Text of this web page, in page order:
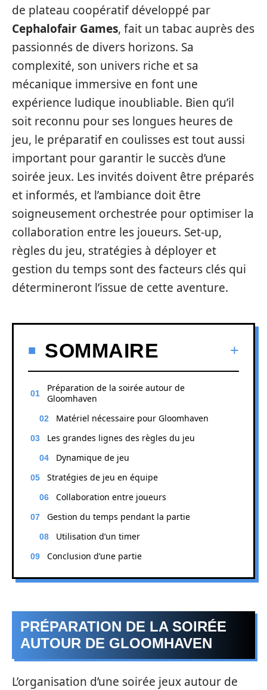
de plateau coopératif développé par
Cephalofair Games, fait un tabac auprès des
passionnés de divers horizons. Sa
complexité, son univers riche et sa
mécanique immersive en font une
expérience ludique inoubliable. Bien qu’il
soit reconnu pour ses longues heures de
jeu, le préparatif en coulisses est tout aussi
important pour garantir le succès d’une
soirée jeux. Les invités doivent être préparés
et informés, et l’ambiance doit être
soigneusement orchestrée pour optimiser la
collaboration entre les joueurs. Set-up,
règles du jeu, stratégies à déployer et
gestion du temps sont des facteurs clés qui
détermineront l’issue de cette aventure.
SOMMAIRE
Préparation de la soirée autour de
Gloomhaven
Matériel nécessaire pour Gloomhaven
Les grandes lignes des règles du jeu
Dynamique de jeu
Stratégies de jeu en équipe
Collaboration entre joueurs
Gestion du temps pendant la partie
Utilisation d’un timer
Conclusion d’une partie
PRÉPARATION DE LA SOIRÉE
AUTOUR DE GLOOMHAVEN
L’organisation d’une soirée jeux autour de